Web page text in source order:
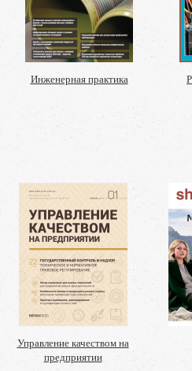
Инженерная практика
Управление качеством на
предприятии